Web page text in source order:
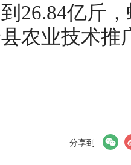
26.84亿斤
农业技术推
分享到